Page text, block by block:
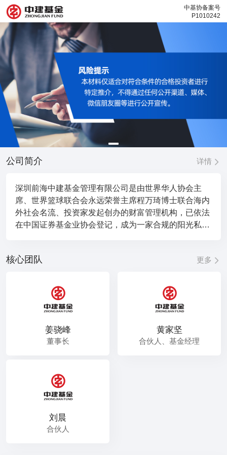
中基协备案号
P1010242
公司简介 详情
深圳前海中建基金管理有限公司是由世界华人协会主
席、世界篮球联合会永远荣誉主席程万琦博士联合海内
外社会名流、投资家发起创办的财富管理机构，已依法
在中国证券基金业协会登记，成为一家合规的阳光私
家，为投资人提供专业和安全的财富管理服务。并先后
增发基金、PPP产业投资基金、私募债券、产业基金。
核心团队 更多
姜骁峰
董事长
黄家坚
合伙人、基金经理
刘晨
合伙人